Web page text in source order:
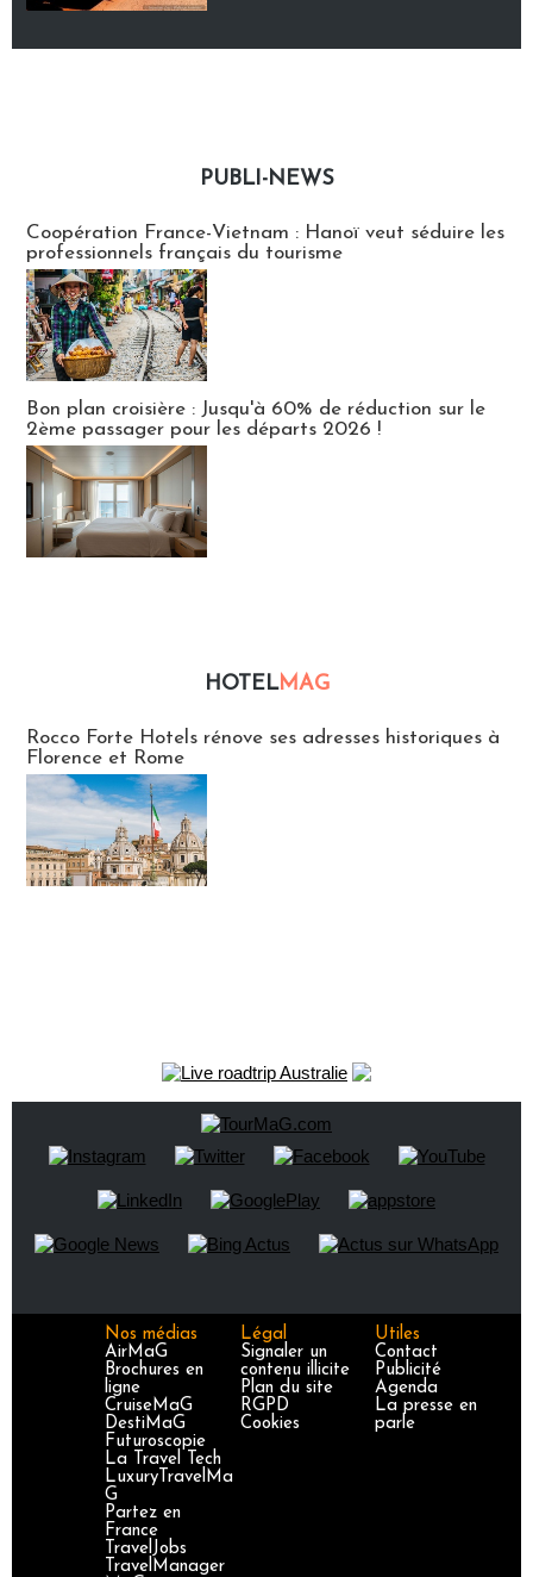
PUBLI-NEWS
Coopération France-Vietnam : Hanoï veut séduire les
professionnels français du tourisme
Bon plan croisière : Jusqu'à 60% de réduction sur le
2ème passager pour les départs 2026 !
HOTELMAG
Rocco Forte Hotels rénove ses adresses historiques à
Florence et Rome
Nos médias
AirMaG
Brochures en
ligne
CruiseMaG
DestiMaG
Futuroscopie
La Travel Tech
LuxuryTravelMa
G
Partez en
France
TravelJobs
TravelManager
Légal
Signaler un
contenu illicite
Plan du site
RGPD
Cookies
Utiles
Contact
Publicité
Agenda
La presse en
parle